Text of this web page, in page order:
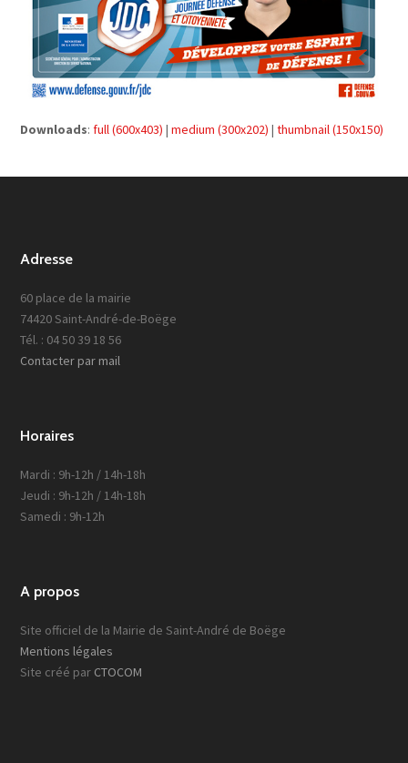
Downloads: full (600x403) |medium (300x202) |thumbnail (150x150)
Adresse
60 place de la mairie
74420 Saint-André-de-Boëge
Tél. : 04 50 39 18 56
Contacter par mail
Horaires
Mardi : 9h-12h / 14h-18h
Jeudi : 9h-12h / 14h-18h
Samedi : 9h-12h
A propos
Site officiel de la Mairie de Saint-André de Boëge
Mentions légales
Site créé par CTOCOM